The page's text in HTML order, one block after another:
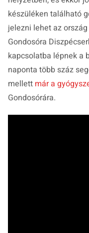
készüléken található
jelezni lehet az
Gondosóra
kapcsolatba lépnek a
naponta több száz
mellett már a
Gondosórára.